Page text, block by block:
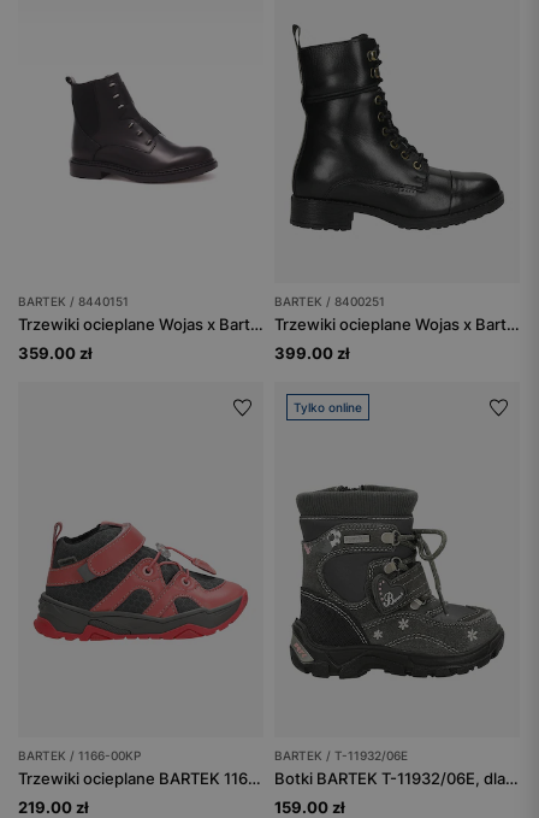
BARTEK / 8440151
Trzewiki ocieplane Wojas x Bartek 8440151, dla dziewcząt, czarny
359.00 zł
BARTEK / 8400251
Trzewiki ocieplane Wojas x Bartek 8400251, dla dziewcząt, czarny
399.00 zł
BARTEK / 1166-00KP
Trzewiki ocieplane BARTEK 1166-00KP, dla dziewcząt, różowo-szary
219.00 zł
Tylko online
BARTEK / T-11932/06E
Botki BARTEK T-11932/06E, dla dziewcząt, szary
159.00 zł